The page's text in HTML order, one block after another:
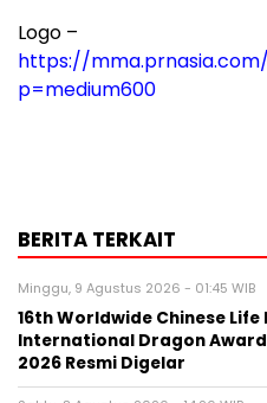
Logo –
https://mma.prnasia.com/
p=medium600
BERITA TERKAIT
Minggu, 9 Agustus 2026 - 01:45 WIB
16th Worldwide Chinese
International Dragon
2026 Resmi Digelar